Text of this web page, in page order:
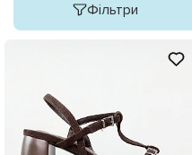
Фільтри